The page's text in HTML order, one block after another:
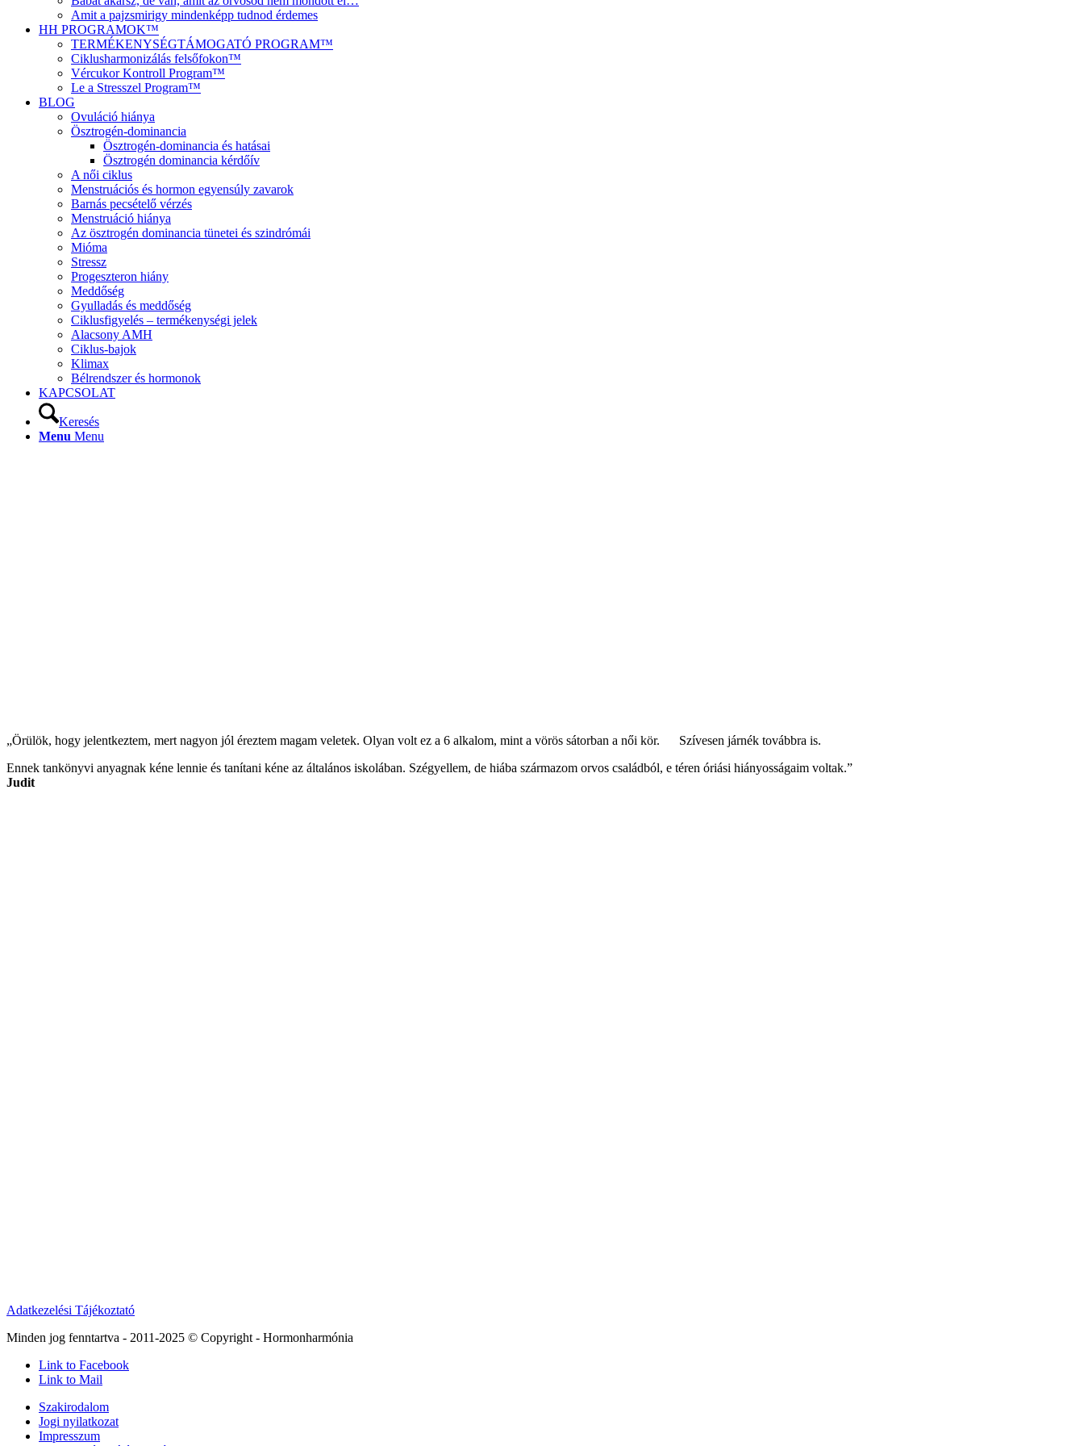
Amit a pajzsmirigy mindenképp tudnod érdemes
HH PROGRAMOK™
TERMÉKENYSÉGTÁMOGATÓ PROGRAM™
Ciklusharmonizálás felsőfokon™
Vércukor Kontroll Program™
Le a Stresszel Program™
BLOG
Ovuláció hiánya
Ösztrogén-dominancia
Ösztrogén-dominancia és hatásai
Ösztrogén dominancia kérdőív
A női ciklus
Menstruációs és hormon egyensúly zavarok
Barnás pecsételő vérzés
Menstruáció hiánya
Az ösztrogén dominancia tünetei és szindrómái
Mióma
Stressz
Progeszteron hiány
Meddőség
Gyulladás és meddőség
Ciklusfigyelés – termékenységi jelek
Alacsony AMH
Ciklus-bajok
Klimax
Bélrendszer és hormonok
KAPCSOLAT
Keresés
Menu Menu
„Örülök, hogy jelentkeztem, mert nagyon jól éreztem magam veletek. Olyan volt ez a 6 alkalom, mint a vörös sátorban a női kör.
Szívesen járnék továbbra is.
Ennek tankönyvi anyagnak kéne lennie és tanítani kéne az általános iskolában. Szégyellem, de hiába származom orvos családból, e téren óriási hiányosságaim voltak.”
Judit
Adatkezelési Tájékoztató
Minden jog fenntartva - 2011-2025 © Copyright - Hormonharmónia
Link to Facebook
Link to Mail
Szakirodalom
Jogi nyilatkozat
Impresszum